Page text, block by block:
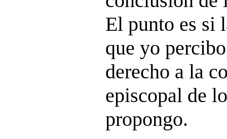
El punto es si
que yo
derecho a la
episcopal de
propongo.